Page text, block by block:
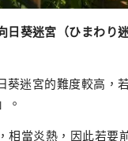
日葵迷宮（ひまわり迷
葵迷宮的難度較高，
。
相當炎熱，因此若要